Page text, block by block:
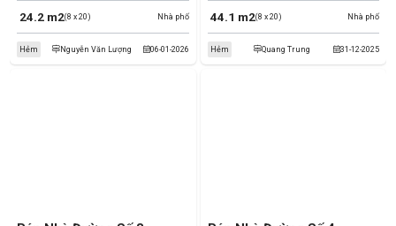
Nhà phố
24.2 m2(8 x 20)
06-01-2026
Hẻm Nguyễn Văn Lượng
Nhà phố
44.1 m2(8 x 20)
31-12-2025
Hẻm Quang Trung